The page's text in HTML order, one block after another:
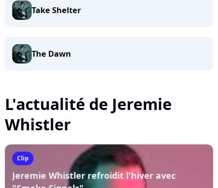
Take Shelter
The Dawn
L'actualité de Jeremie
Whistler
Clip
Jeremie Whistler refroidit l'hiver avec